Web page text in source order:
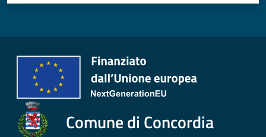
Comune di Concordia